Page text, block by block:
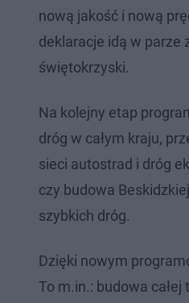
nową jakość i nową
deklaracje idą w parze
świętokrzyski.
Na kolejny etap
dróg w całym kraju,
sieci autostrad i dróg
czy budowa
szybkich dróg.
Dzięki nowym
To m.in.: budowa